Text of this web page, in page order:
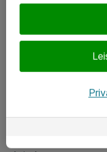
LinkedIn